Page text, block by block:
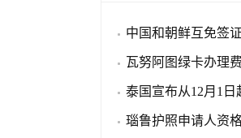
中国和朝鲜互免签
瓦努阿图绿卡办理
的法案绿卡移民
泰国宣布从12月1
瑙鲁护照申请人资